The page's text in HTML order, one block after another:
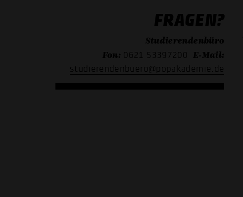
FRAGEN?
Studierendenbüro
Fon: 0621 53397200 E-Mail:
studierendenbuero@popakademie.de